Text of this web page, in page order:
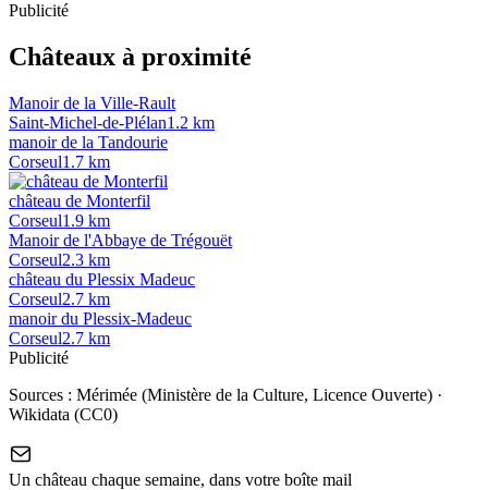
Publicité
Châteaux à proximité
Manoir de la Ville-Rault
Saint-Michel-de-Plélan1.2 km
manoir de la Tandourie
Corseul1.7 km
château de Monterfil
Corseul1.9 km
Manoir de l'Abbaye de Trégouët
Corseul2.3 km
château du Plessix Madeuc
Corseul2.7 km
manoir du Plessix-Madeuc
Corseul2.7 km
Publicité
Sources : Mérimée (Ministère de la Culture, Licence Ouverte) ·
Wikidata (CC0)
Un château chaque semaine, dans votre boîte mail